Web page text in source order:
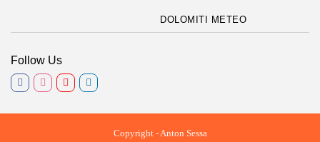
DOLOMITI METEO
Follow Us
Copyright - Anton Sessa